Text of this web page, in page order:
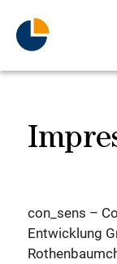
zum
Inhalt
(Eingabetaste)
zum
Hauptmenu
(Eingabetaste)
zur
Suche
(Eingabetaste)
zum
Footer
(Eingabetaste)
con_sens –
Entwicklung